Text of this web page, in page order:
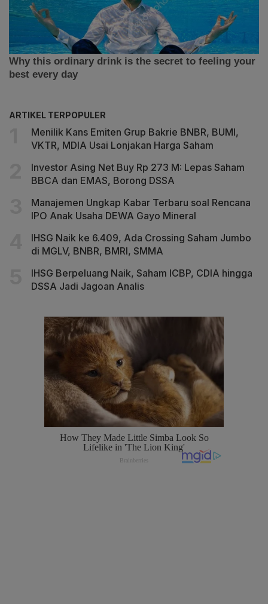
ARTIKEL TERPOPULER
Menilik Kans Emiten Grup Bakrie BNBR, BUMI,
VKTR, MDIA Usai Lonjakan Harga Saham
Investor Asing Net Buy Rp 273 M: Lepas Saham
BBCA dan EMAS, Borong DSSA
Manajemen Ungkap Kabar Terbaru soal Rencana
IPO Anak Usaha DEWA Gayo Mineral
IHSG Naik ke 6.409, Ada Crossing Saham Jumbo
di MGLV, BNBR, BMRI, SMMA
IHSG Berpeluang Naik, Saham ICBP, CDIA hingga
DSSA Jadi Jagoan Analis